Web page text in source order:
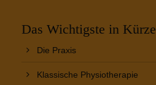
Das Wichtigste in Kürze
Die Praxis
Klassische Physiotherapie